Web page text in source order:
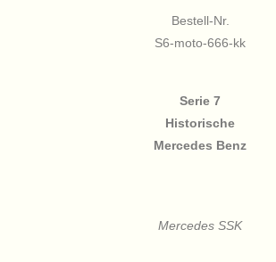
Bestell-Nr.
S6-moto-666-kk
Serie 7
Historische
Mercedes Benz
Mercedes SSK